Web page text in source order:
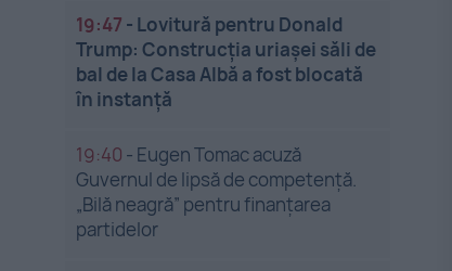
19:47 - Lovitură pentru Donald
Trump: Construcția uriașei săli de
bal de la Casa Albă a fost blocată
în instanță
19:40 - Eugen Tomac acuză
Guvernul de lipsă de competență.
„Bilă neagră” pentru finanțarea
partidelor